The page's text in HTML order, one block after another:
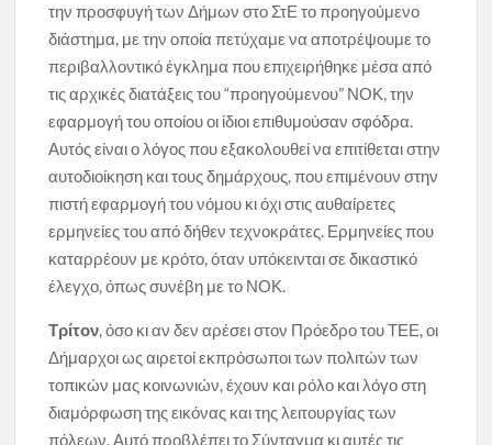
την προσφυγή των Δήμων στο ΣτΕ το προηγούμενο
διάστημα, με την οποία πετύχαμε να αποτρέψουμε το
περιβαλλοντικό έγκλημα που επιχειρήθηκε μέσα από
τις αρχικές διατάξεις του “προηγούμενου” ΝΟΚ, την
εφαρμογή του οποίου οι ίδιοι επιθυμούσαν σφόδρα.
Αυτός είναι ο λόγος που εξακολουθεί να επιτίθεται στην
αυτοδιοίκηση και τους δημάρχους, που επιμένουν στην
πιστή εφαρμογή του νόμου κι όχι στις αυθαίρετες
ερμηνείες του από δήθεν τεχνοκράτες. Ερμηνείες που
καταρρέουν με κρότο, όταν υπόκεινται σε δικαστικό
έλεγχο, όπως συνέβη με το ΝΟΚ.
Τρίτον, όσο κι αν δεν αρέσει στον Πρόεδρο του ΤΕΕ, οι
Δήμαρχοι ως αιρετοί εκπρόσωποι των πολιτών των
τοπικών μας κοινωνιών, έχουν και ρόλο και λόγο στη
διαμόρφωση της εικόνας και της λειτουργίας των
πόλεων. Αυτό προβλέπει το Σύνταγμα κι αυτές τις